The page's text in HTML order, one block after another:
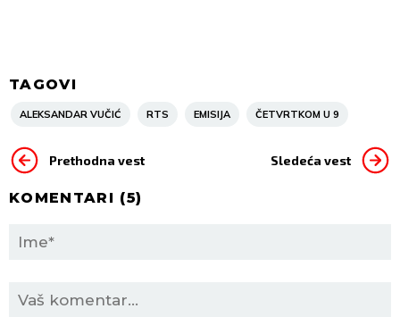
TAGOVI
ALEKSANDAR VUČIĆ RTS EMISIJA ČETVRTKOM U 9
Prethodna vest Sledeća vest
KOMENTARI (5)